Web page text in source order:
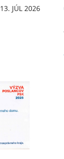
13. JÚL 2026